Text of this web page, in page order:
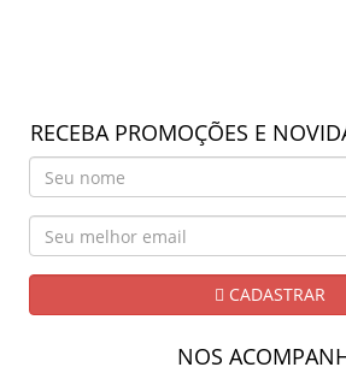
RECEBA PROMOÇÕES E
CADASTRAR
NOS